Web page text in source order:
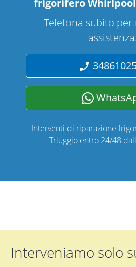
Telefona subito
assistenza.
Interventi di riparazione
Triuggio entro 24/48
Interveniamo solo